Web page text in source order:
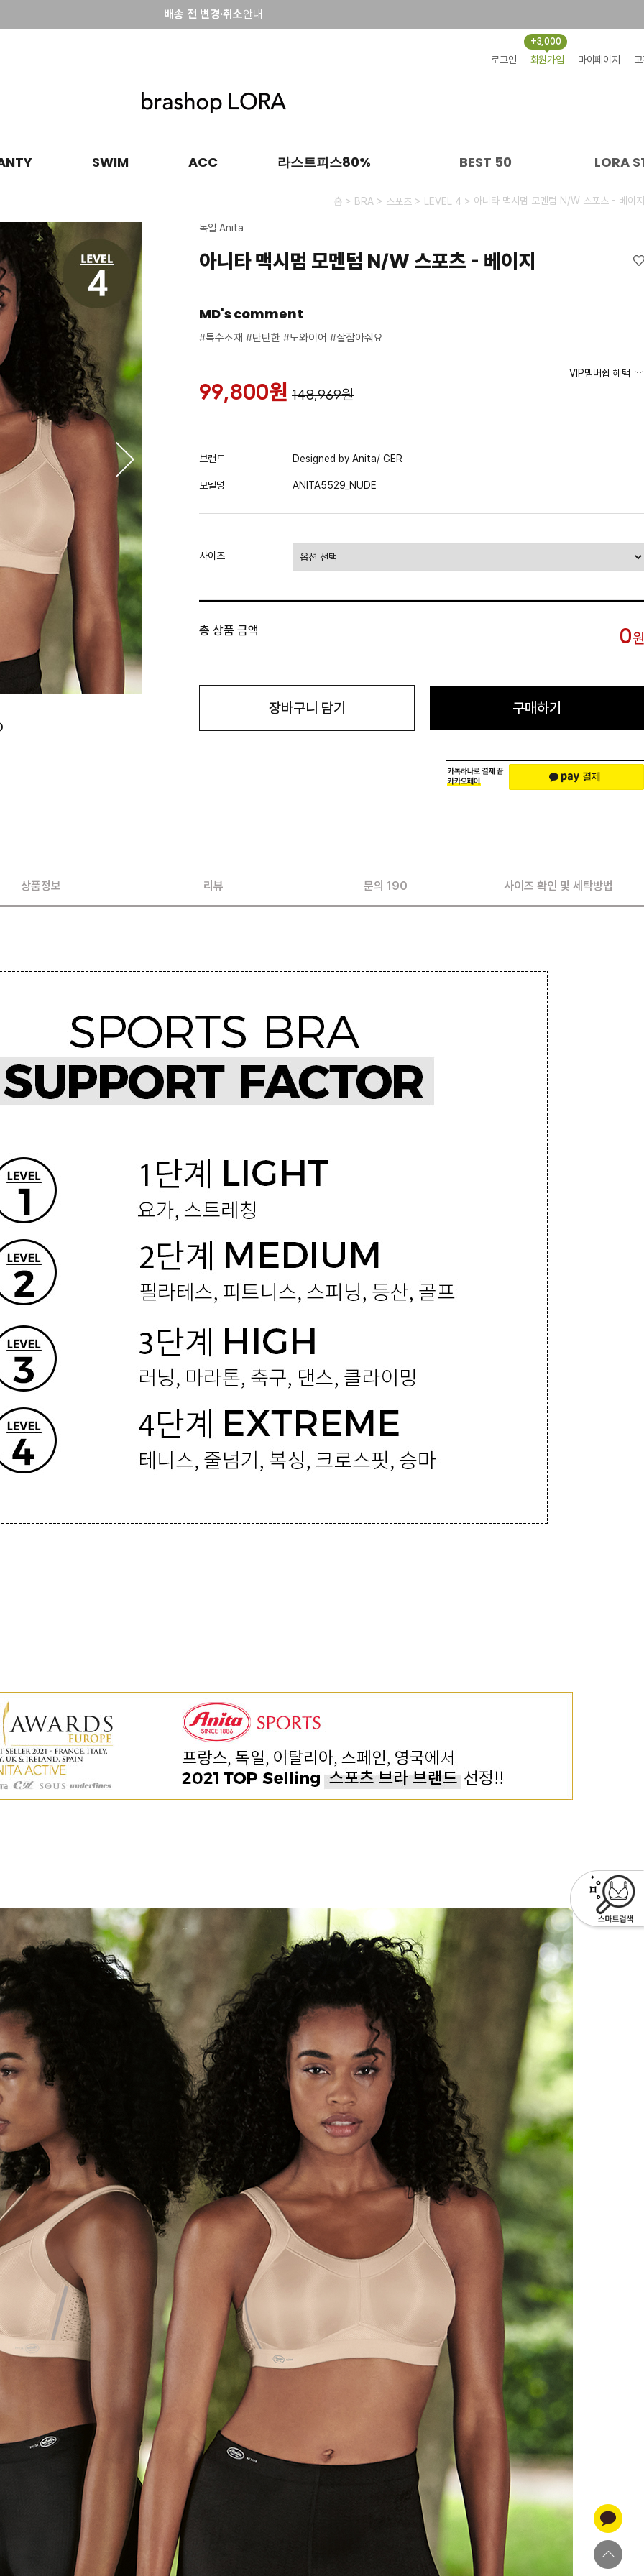
브라샵로라회원 특별혜택
로그인 회원가입
+3,000
마이페이지
SWIM ACC 라스트피스80% BEST 50 LORA
홈 > BRA > 스포츠 > LEVEL 4 > 아니타 맥시멈 모멘텀 N/W 스포츠 - 베이지
독일 Anita
아니타 맥시멈 모멘텀 N/W 스포츠 - 베이지
MD's comment
#특수소재 #탄탄한 #노와이어 #잘잡아줘요
99,800원 148,969원
VIP멤버쉽 혜택
브랜드 Designed by Anita/ GER
모델명 ANITA5529_NUDE
사이즈
총 상품 금액 0원
장바구니 담기 구매하기
상품정보 리뷰 문의 190 사이즈 확인 및 세탁방법